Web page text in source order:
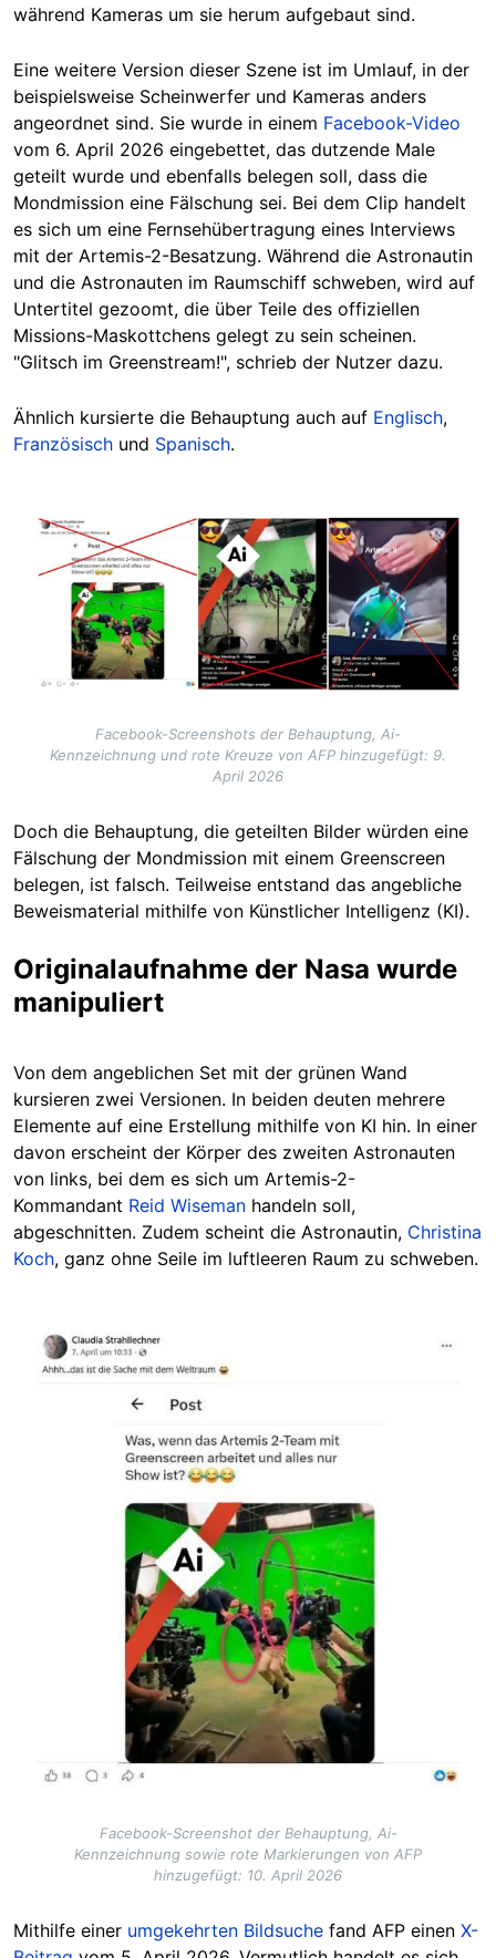
während Kameras um sie herum aufgebaut sind.
Eine weitere Version dieser Szene ist im Umlauf, in der
beispielsweise Scheinwerfer und Kameras anders
angeordnet sind. Sie wurde in einem Facebook-Video
vom 6. April 2026 eingebettet, das dutzende Male
geteilt wurde und ebenfalls belegen soll, dass die
Mondmission eine Fälschung sei. Bei dem Clip handelt
es sich um eine Fernsehübertragung eines Interviews
mit der Artemis-2-Besatzung. Während die Astronautin
und die Astronauten im Raumschiff schweben, wird auf
Untertitel gezoomt, die über Teile des offiziellen
Missions-Maskottchens gelegt zu sein scheinen.
"Glitsch im Greenstream!", schrieb der Nutzer dazu.
Ähnlich kursierte die Behauptung auch auf Englisch,
Französisch und Spanisch.
Image
Facebook-Screenshots der Behauptung, Ai-
Kennzeichnung und rote Kreuze von AFP hinzugefügt: 9.
April 2026
Doch die Behauptung, die geteilten Bilder würden eine
Fälschung der Mondmission mit einem Greenscreen
belegen, ist falsch. Teilweise entstand das angebliche
Beweismaterial mithilfe von Künstlicher Intelligenz (KI).
Originalaufnahme der Nasa wurde
manipuliert
Von dem angeblichen Set mit der grünen Wand
kursieren zwei Versionen. In beiden deuten mehrere
Elemente auf eine Erstellung mithilfe von KI hin. In einer
davon erscheint der Körper des zweiten Astronauten
von links, bei dem es sich um Artemis-2-
Kommandant Reid Wiseman handeln soll,
abgeschnitten. Zudem scheint die Astronautin, Christina
Koch, ganz ohne Seile im luftleeren Raum zu schweben.
Image
Facebook-Screenshot der Behauptung, Ai-
Kennzeichnung sowie rote Markierungen von AFP
hinzugefügt: 10. April 2026
Mithilfe einer umgekehrten Bildsuche fand AFP einen X-